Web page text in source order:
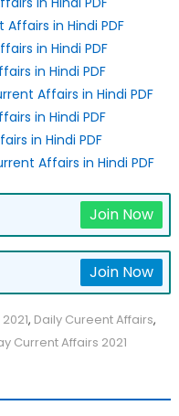
in Hindi PDF
in Hindi PDF
in Hindi PDF
Affairs in Hindi PDF
in Hindi PDF
in Hindi PDF
Affairs in Hindi PDF
Join Now
Join Now
, Daily Cureent Affairs,
Current Affairs 2021